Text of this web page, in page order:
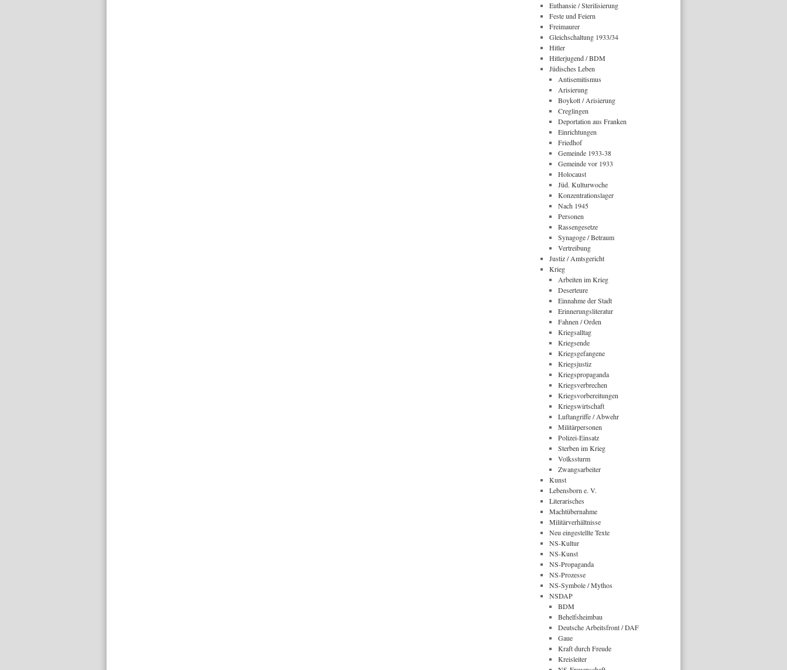
Euthansie / Sterilisierung
Feste und Feiern
Freimaurer
Gleichschaltung 1933/34
Hitler
Hitlerjugend / BDM
Jüdisches Leben
Antisemitismus
Arisierung
Boykott / Arisierung
Creglingen
Deportation aus Franken
Einrichtungen
Friedhof
Gemeinde 1933-38
Gemeinde vor 1933
Holocaust
Jüd. Kulturwoche
Konzentrationslager
Nach 1945
Personen
Rassengesetze
Synagoge / Betraum
Vertreibung
Justiz / Amtsgericht
Krieg
Arbeiten im Krieg
Deserteure
Einnahme der Stadt
Erinnerungsliteratur
Fahnen / Orden
Kriegsalltag
Kriegsende
Kriegsgefangene
Kriegsjustiz
Kriegspropaganda
Kriegsverbrechen
Kriegsvorbereitungen
Kriegswirtschaft
Luftangriffe / Abwehr
Militärpersonen
Polizei-Einsatz
Sterben im Krieg
Volkssturm
Zwangsarbeiter
Kunst
Lebensborn e. V.
Literarisches
Machtübernahme
Militärverhältnisse
Neu eingestellte Texte
NS-Kultur
NS-Kunst
NS-Propaganda
NS-Prozesse
NS-Symbole / Mythos
NSDAP
BDM
Behelfsheimbau
Deutsche Arbeitsfront / DAF
Gaue
Kraft durch Freude
Kreisleiter